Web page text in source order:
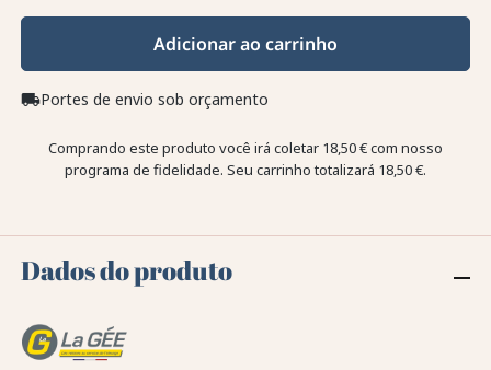
Adicionar ao carrinho
local_shippingPortes de envio sob orçamento
Comprando este produto você irá coletar 18,50 €com nosso
programa de fidelidade. Seu carrinho totalizará 18,50 €.
Dados do produto